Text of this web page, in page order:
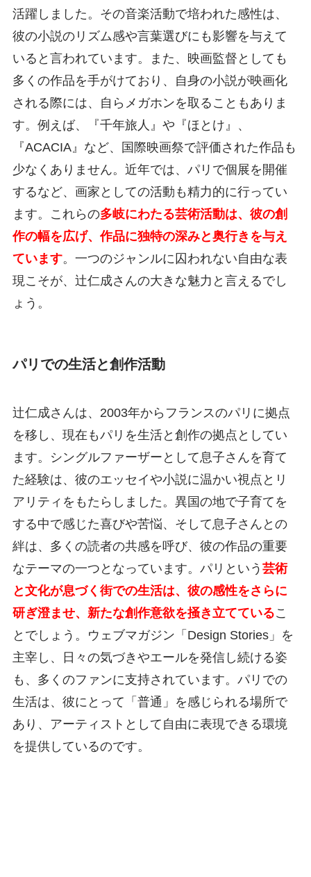
活躍しました。その音楽活動で培われた感性は、
彼の小説のリズム感や言葉選びにも影響を与えて
いると言われています。また、映画監督としても
多くの作品を手がけており、自身の小説が映画化
される際には、自らメガホンを取ることもありま
す。例えば、『千年旅人』や『ほとけ』、
『ACACIA』など、国際映画祭で評価された作品も
少なくありません。近年では、パリで個展を開催
するなど、画家としての活動も精力的に行ってい
ます。これらの多岐にわたる芸術活動は、彼の創
作の幅を広げ、作品に独特の深みと奥行きを与え
ています。一つのジャンルに囚われない自由な表
現こそが、辻仁成さんの大きな魅力と言えるでし
ょう。
パリでの生活と創作活動
辻仁成さんは、2003年からフランスのパリに拠点
を移し、現在もパリを生活と創作の拠点としてい
ます。シングルファーザーとして息子さんを育て
た経験は、彼のエッセイや小説に温かい視点とリ
アリティをもたらしました。異国の地で子育てを
する中で感じた喜びや苦悩、そして息子さんとの
絆は、多くの読者の共感を呼び、彼の作品の重要
なテーマの一つとなっています。パリという 芸術
と文化が息づく街での生活は、彼の感性をさらに
研ぎ澄ませ、新たな創作意欲を掻き立てているこ
とでしょう。ウェブマガジン「Design Stories」を
主宰し、日々の気づきやエールを発信し続ける姿
も、多くのファンに支持されています。パリでの
生活は、彼にとって「普通」を感じられる場所で
あり、アーティストとして自由に表現できる環境
を提供しているのです。